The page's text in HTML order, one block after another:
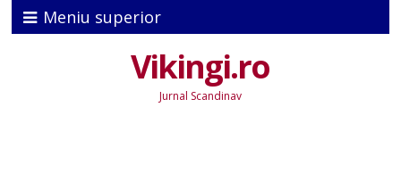
Meniu superior
Vikingi.ro
Jurnal Scandinav